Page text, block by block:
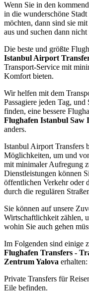
Wenn Sie in den
in die wunderschöne
möchten, dann sind sie
aus und suchen dann nicht
Die beste und größte
Istanbul Airport
Transport-Service mit
Komfort bieten.
Wir helfen mit dem
Passagiere jeden Tag,
finden, eine bessere
Flughafen Istanbul Saw
anders.
Istanbul Airport Transfers
Möglichkeiten, um und
mit minimaler Aufregung
Dienstleistungen können
öffentlichen Verkehr oder
durch die regulären
Sie können auf unsere
Wirtschaftlichkeit zählen,
wohin Sie auch gehen
Im Folgenden sind einige
Flughafen Transfers -
Zentrum Yalova erhalten:
Private Transfers für
Eile befinden.